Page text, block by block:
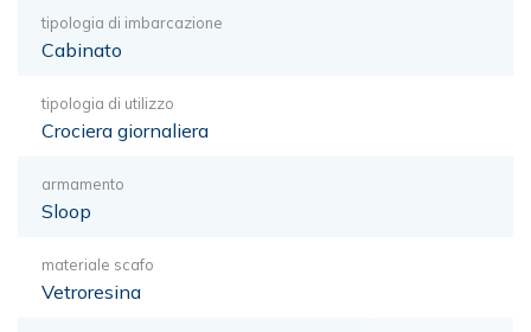
tipologia di imbarcazione
Cabinato
tipologia di utilizzo
Crociera giornaliera
armamento
Sloop
materiale scafo
Vetroresina